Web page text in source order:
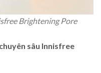
Brightening Pore
sâu Innisfree